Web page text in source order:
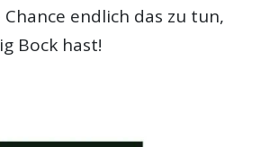
endlich das zu tun,
Bock hast!